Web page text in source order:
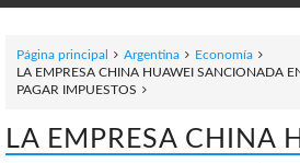
Página principal Argentina
Economía
LA EMPRESA CHINA HUAWEI SANCIONADA
PAGAR IMPUESTOS
LA EMPRESA CHINA